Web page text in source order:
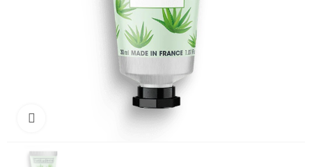
Cliquez pour agrandir